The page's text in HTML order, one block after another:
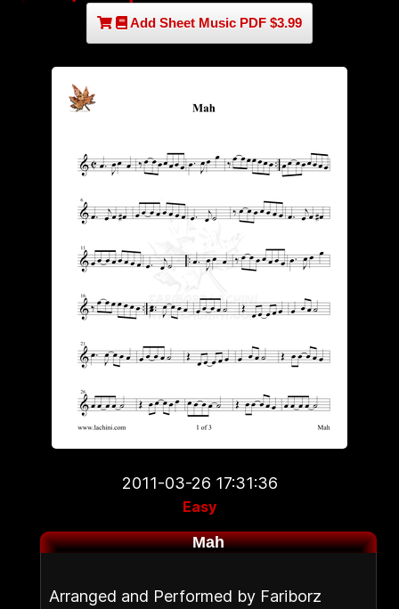
Add Sheet Music PDF $3.99
2011-03-26 17:31:36
Easy
Mah
Arranged and Performed by Fariborz